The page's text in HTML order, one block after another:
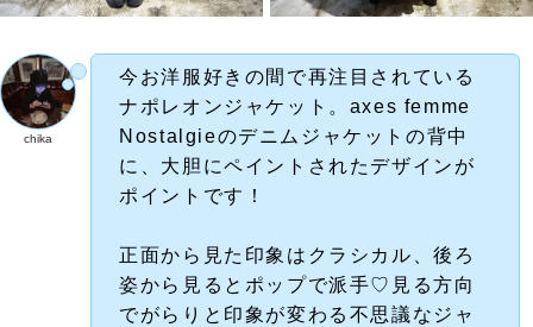
chika
今お洋服好きの間で再注目されている
ナポレオンジャケット。axes femme
Nostalgieのデニムジャケットの背中
に、大胆にペイントされたデザインが
ポイントです！
正面から見た印象はクラシカル、後ろ
姿から見るとポップで派手♡見る方向
でがらりと印象が変わる不思議なジャ